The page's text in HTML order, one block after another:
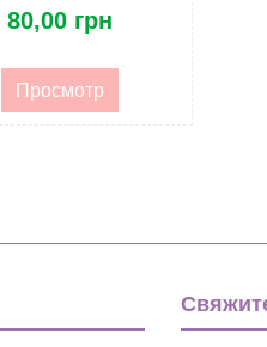
80,00 грн
Просмотр